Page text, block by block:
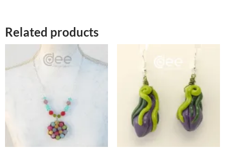
Related products